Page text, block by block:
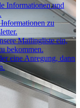
Informationen und
zu
Mailingliste ein,
bekommen.
eine Anregung, dann